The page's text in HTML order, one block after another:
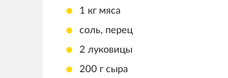
1 кг мяса
соль, перец
2 луковицы
200 г сыра